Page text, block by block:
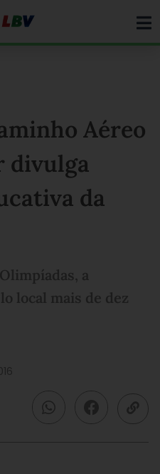
Aéreo
divulga
da
a
local mais de dez